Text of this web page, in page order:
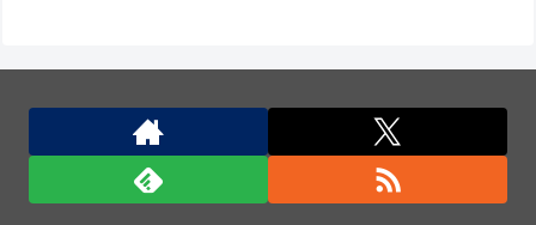
ー」か？！
北朝鮮の弾道ミサイル部隊、ロシアのヴォロネジ州に